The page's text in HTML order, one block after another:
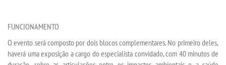
FUNCIONAMENTO
O evento serácomposto pordois blocos complementares. No primeirodeles,
haverá umaexposição a cargo do especialista convidado,com 40 minutos de